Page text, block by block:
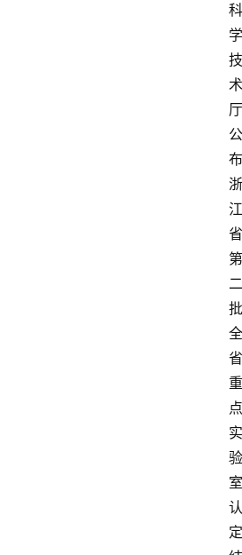
科
学
技
术
厅
公
布
浙
江
省
第
二
批
全
省
重
点
实
验
室
认
定